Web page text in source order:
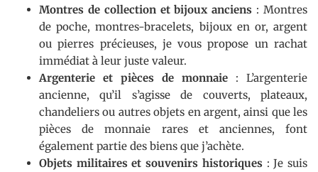
Montres de collection et bijoux anciens : Montres
de poche, montres-bracelets, bijoux en or, argent
ou pierres précieuses, je vous propose un rachat
immédiat à leur juste valeur.
Argenterie et pièces de monnaie : L’argenterie
ancienne, qu’il s’agisse de couverts, plateaux,
chandeliers ou autres objets en argent, ainsi que les
pièces de monnaie rares et anciennes, font
également partie des biens que j’achète.
Objets militaires et souvenirs historiques: Je suis